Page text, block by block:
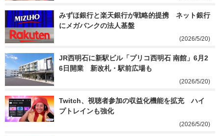
みずほ銀行と楽天銀行が戦略的提携　ネット銀行
にメガバンクの法人基盤
(2026/5/20)
JR西明石に新駅ビル「プリコ西明石 南館」6月2
6日開業　新改札・駅前広場も
(2026/5/20)
Twitch、視聴者参加の収益化機能を拡充　ハイ
プトレインも強化
(2026/5/20)